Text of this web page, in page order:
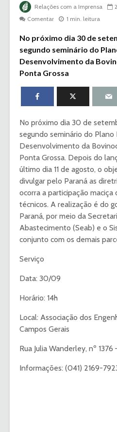
Relações com a Imprensa
Comentar
1 min. leitura
No próximo dia 30 de
segundo seminário do
Desenvolvimento da
Ponta Grossa
No próximo dia 30 de
segundo seminário do Plano
Desenvolvimento da
Ponta Grossa. Depois do
último dia 11 de agosto, o
divulgar pelo Paraná as
ocorra a participação maciça
técnicos. A realização é do
Paraná, por meio da
Abastecimento (Seab) e o
conjunto com os demais
Serviço
Data: 30/09
Horário: 14h
Local: Associação dos
Campos Gerais
Rua Julia Wanderley, nº
Informações: (041) 2169-